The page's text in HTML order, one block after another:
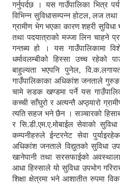
गर्नुपर्दछ । यस गाउँपालिका भित्र
विभिन्न सुविधासम्पन्न होटल, लज
ग्रामीण भेग भएका कारण शहरी सुविधा
तथा पदयात्राको मज्जा लिन चाहने
गन्तब्य हो । यस गाउँपालिकामा
धर्मावलम्बीको हिस्सा उच्च
बाहुल्यता भएपनि पुनेल,
गाउँपालिकाका अधिकांश जनताले गुरुङ
चामे सडक खण्डमा पर्ने यस
कच्ची साँघुरो र अत्यन्तै अप्ठ्यारो
त्यति सहज भने छैन । सञ्चारको
र सि.डी.एम.ए.मोबाईल सेवाको
कम्पनीहरुले ईन्टरनेट सेवा
अधिकांश जनताले विद्युतको सुविधा
खानेपानी तथा सरसफाईको
आधा हिस्साले यो सुविधा उपभोग
शिक्षा क्षेत्रमा भने आशातीत रुपमा